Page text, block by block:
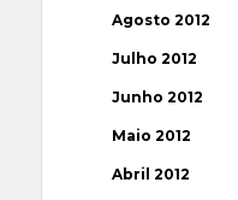
Agosto 2012
Julho 2012
Junho 2012
Maio 2012
Abril 2012